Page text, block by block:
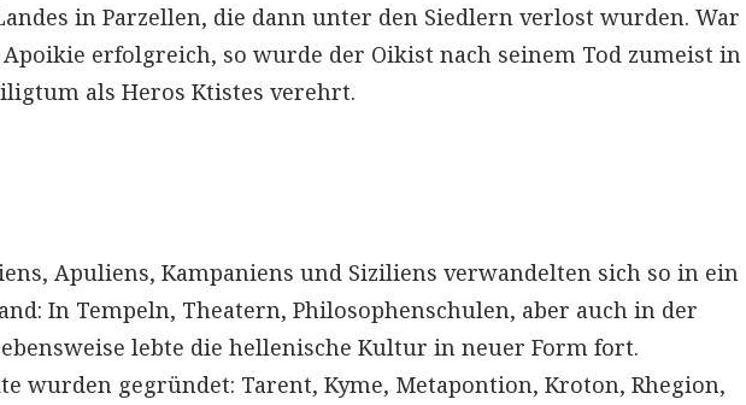
in Parzellen, die dann unter den Siedlern verlost wurden. War
erfolgreich, so wurde der Oikist nach seinem Tod zumeist in
als Heros Ktistes verehrt.
Apuliens, Kampaniens und Siziliens verwandelten sich so in ein
In Tempeln, Theatern, Philosophenschulen, aber auch in der
lebte die hellenische Kultur in neuer Form fort.
wurden gegründet: Tarent, Kyme, Metapontion, Kroton, Rhegion,